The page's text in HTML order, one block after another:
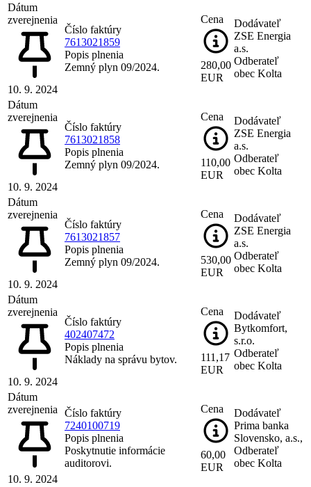
Dátum
zverejnenia
10. 9. 2024
Číslo faktúry
7613021859
Popis plnenia
Zemný plyn 09/2024.
Cena
280,00
EUR
Dodávateľ
ZSE Energia
a.s.
Odberateľ
obec Kolta
Dátum
zverejnenia
10. 9. 2024
Číslo faktúry
7613021858
Popis plnenia
Zemný plyn 09/2024.
Cena
110,00
EUR
Dodávateľ
ZSE Energia
a.s.
Odberateľ
obec Kolta
Dátum
zverejnenia
10. 9. 2024
Číslo faktúry
7613021857
Popis plnenia
Zemný plyn 09/2024.
Cena
530,00
EUR
Dodávateľ
ZSE Energia
a.s.
Odberateľ
obec Kolta
Dátum
zverejnenia
10. 9. 2024
Číslo faktúry
402407472
Popis plnenia
Náklady na správu bytov.
Cena
111,17
EUR
Dodávateľ
Bytkomfort,
s.r.o.
Odberateľ
obec Kolta
Dátum
zverejnenia
10. 9. 2024
Číslo faktúry
7240100719
Popis plnenia
Poskytnutie informácie
auditorovi.
Cena
60,00
EUR
Dodávateľ
Prima banka
Slovensko, a.s.,
Odberateľ
obec Kolta